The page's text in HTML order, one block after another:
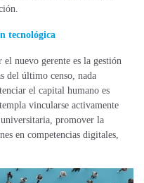
tecnológica
nuevo gerente es la gestión
del último censo, nada
el capital humano es
vincularse activamente
promover la
en competencias digitales,